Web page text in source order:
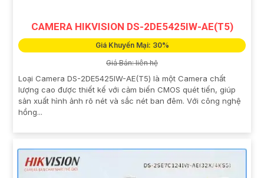
CAMERA HIKVISION DS-2DE5425IW-AE(T5)
Giá Khuyến Mại: 30%
Giá Bán: liên hệ
Loại Camera DS-2DE5425IW-AE(T5) là một Camera chất
lượng cao được thiết kế với cảm biến CMOS quét tiến, giúp
sản xuất hình ảnh rõ nét và sắc nét ban đêm. Với công nghệ
hồng...